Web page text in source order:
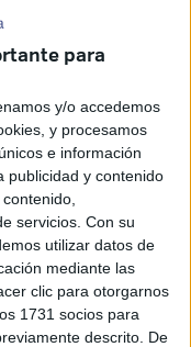
para
y/o accedemos
y procesamos
e información
publicidad y contenido
servicios. Con su
utilizar datos de
mediante las
clic para otorgarnos
1731 socios para
descrito. De
al periodista
del portal
prisión por